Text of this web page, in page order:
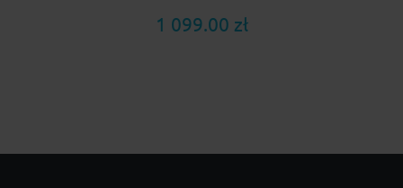
1 099.00 zł